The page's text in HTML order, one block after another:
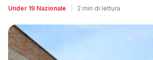
Under 19 Nazionale 2 min di lettura